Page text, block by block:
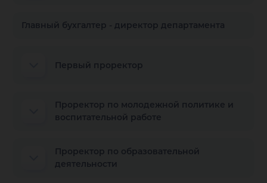
Главный бухгалтер - директор департамента
Первый проректор
Проректор по молодежной политике и
воспитательной работе
Проректор по образовательной
деятельности